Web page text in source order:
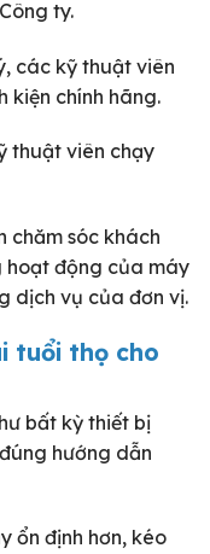
ty.
các kỹ thuật viên
kiện chính hãng.
thuật viên chạy
chăm sóc khách
hoạt động của máy
dịch vụ của đơn vị.
tuổi thọ cho
bất kỳ thiết bị
hướng dẫn
ổn định hơn, kéo